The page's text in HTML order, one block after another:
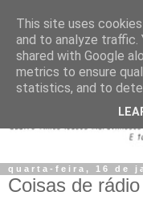
quarta-feira, 16 de
Coisas de
This site uses
and to analyze traffic.
shared with Google
metrics to ensure
statistics, and to